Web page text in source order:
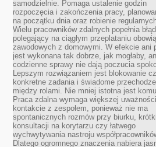
samodzielnie. Pomaga ustalenie godzin
rozpoczęcia i zakończenia pracy,
na początku dnia oraz robienie
Wielu pracowników zdalnych popełnia błąd
polegający na ciągłym przeplataniu
zawodowych z domowymi. W efekcie ani
jest wykonana tak dobrze, jak mogłaby,
codzienne sprawy nie dają poczucia
Lepszym rozwiązaniem jest blokowanie
konkretne zadania i świadome
między rolami. Nie mniej istotna jest
Praca zdalna wymaga większej
kontakcie z zespołem, ponieważ nie ma
spontanicznych rozmów przy biurku,
konsultacji na korytarzu czy łatwego
wychwytywania nastroju
Dlatego ogromnego znaczenia nabiera